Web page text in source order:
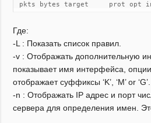
pkts bytes target     prot
Где:
-L : Показать список правил.
-v : Отображать дополнительную
показывает имя интерфейса,
отображает суффиксы ‘K’, ‘M’ or ‘G’.
-n : Отображать IP адрес и порт
сервера для определения имен.